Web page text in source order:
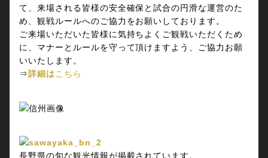
て、来場される皆様の安全確保と試合の円滑な運営のた
め、観戦ルールへのご協力をお願いしております。
ご来場いただいた皆様に気持ちよくご観戦いただくため
に、マナーとルールを守って頂けますよう、ご協力お願
いいたします。
⇒詳細はこちら
長野県の旬な観光情報が掲載されています。